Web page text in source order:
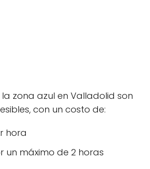
zona azul en Valladolid son
con un costo de:
hora
un máximo de 2 horas